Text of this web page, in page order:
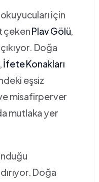
için
çekenPlav Gölü,
Doğa
İfete Konakları
eşsiz
misafirperver
mutlaka ‍yer
Doğa